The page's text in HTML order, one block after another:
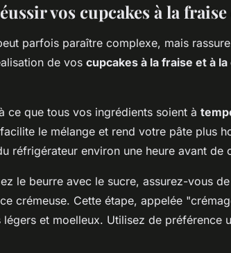
vos cupcakes à la
parfois paraître complexe, mais
de vos cupcakes à la fraise et à
ce que tous vos ingrédients soient à
le mélange et rend votre pâte plus
réfrigérateur environ une heure avant de
le beurre avec le sucre, assurez-vous
crémeuse. Cette étape, appelée
et moelleux. Utilisez de préférence